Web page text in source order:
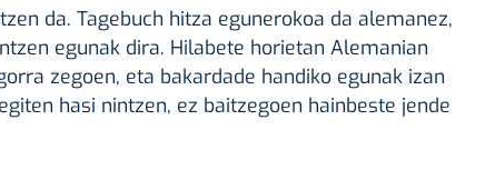
da. Tagebuch hitza egunerokoa da alemanez,
egunak dira. Hilabete horietan Alemanian
zegoen, eta bakardade handiko egunak izan
hasi nintzen, ez baitzegoen hainbeste jende